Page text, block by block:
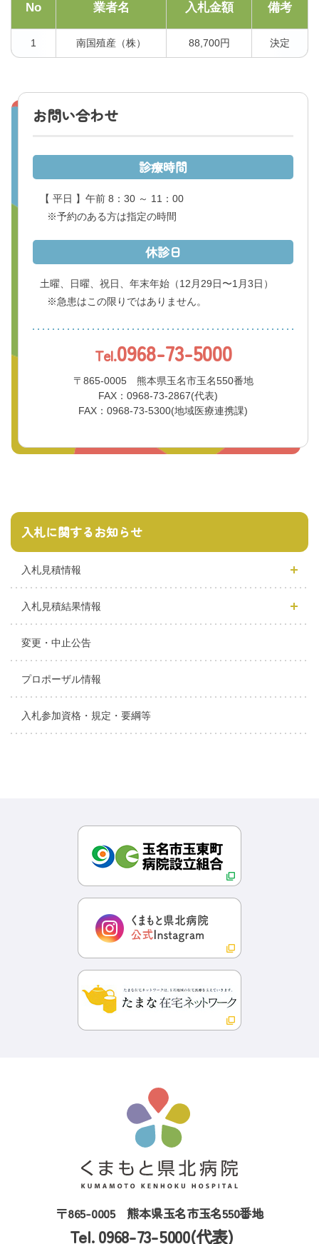
No 業者名 入札金額 備考
1 南国殖産（株） 88,700円 決定
お問い合わせ
診療時間
【 平日 】午前 8：30 ～ 11：00
※予約のある方は指定の時間
休診日
土曜、日曜、祝日、年末年始 （12月29日〜1月3日）
※急患はこの限りではありません。
Tel.0968-73-5000
〒865-0005 熊本県玉名市玉名550番地
FAX：0968-73-2867(代表)
FAX：0968-73-5300(地域医療連携課)
入札に関するお知らせ
入札見積情報
入札見積結果情報
変更・中止公告
プロポーザル情報
入札参加資格・規定・要綱等
〒865-0005 熊本県玉名市玉名550番地
Tel. 0968-73-5000(代表)